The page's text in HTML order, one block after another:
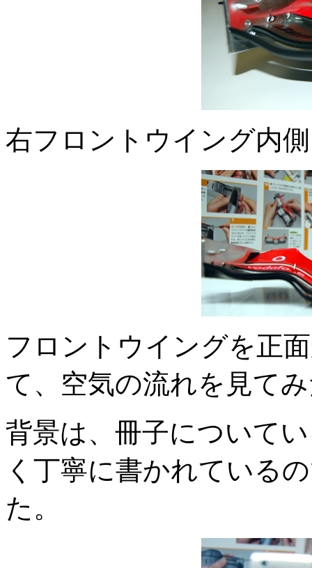
右フロントウイング内
フロントウイングを正
て、空気の流れを見て
背景は、冊子について
く丁寧に書かれている
た。